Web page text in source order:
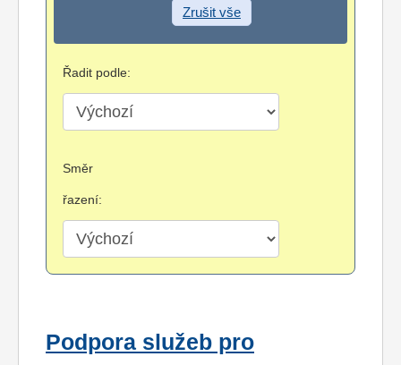
Zrušit vše
Řadit podle:
Směr
řazení:
Podpora služeb pro